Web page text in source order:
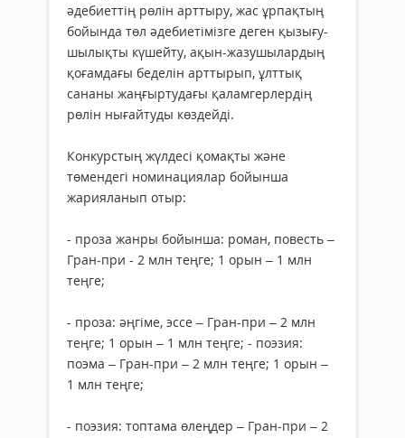
әдебиет­тің рөлін арттыру, жас ұр­пақтың
бойында төл әдебиетімізге деген қызығу­
шылықты күшейту, ақын-жазушылардың
қоғамдағы беделін арт­тырып, ұлттық
сананы жаңғыртудағы қаламгер­лердің
рөлін нығайтуды көздейді.
Конкурстың жүлдесі қомақты және
төмендегі номинациялар бойынша
жарияланып отыр:
- проза жанры бойынша: роман, повесть –
Гран-при - 2 млн теңге; 1 орын – 1 млн
теңге;
- проза: әңгіме, эссе – Гран-при – 2 млн
теңге; 1 орын – 1 млн теңге; - поэзия:
поэма – Гран-при – 2 млн теңге; 1 орын –
1 млн теңге;
- поэзия: топтама өлеңдер – Гран-при – 2